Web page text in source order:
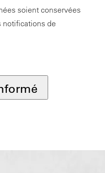
soient conservées
notifications de